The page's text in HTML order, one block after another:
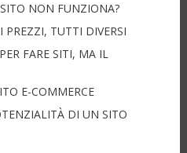
NON FUNZIONA?
PREZZI, TUTTI DIVERSI
FARE SITI, MA IL
E-COMMERCE
DI UN SITO